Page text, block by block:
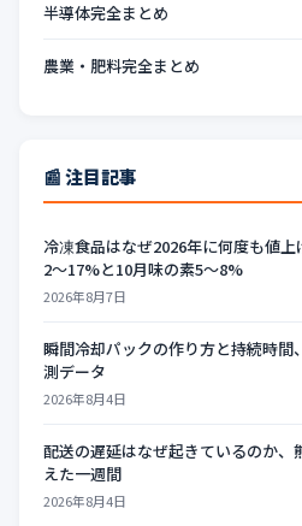
半導体完全まとめ
農業・肥料完全まとめ
📰 注目記事
冷凍食品はなぜ2026年に何度も値
2〜17%と10月味の素5〜8%
2026年8月7日
瞬間冷却パックの作り方と持続時
測データ
2026年8月4日
配送の遅延はなぜ起きているのか、
えた一週間
2026年8月4日